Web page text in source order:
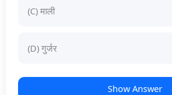
(C) माली
(D) गुर्जर
Show Answer